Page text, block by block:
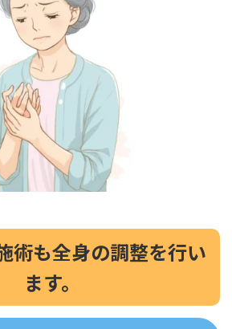
術も全身の調整を行い
ます。